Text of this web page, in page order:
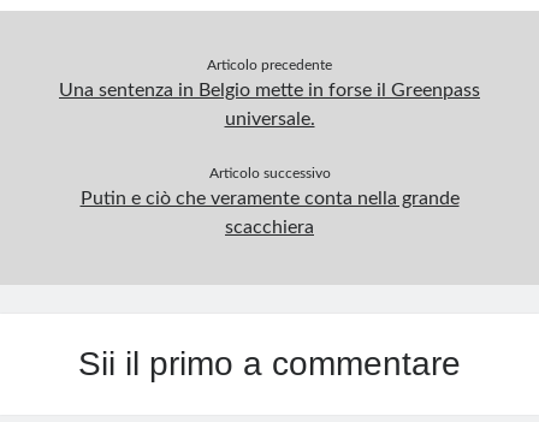
Articolo precedente
Una sentenza in Belgio mette in forse il Greenpass
universale.
Articolo successivo
Putin e ciò che veramente conta nella grande
scacchiera
Sii il primo a commentare